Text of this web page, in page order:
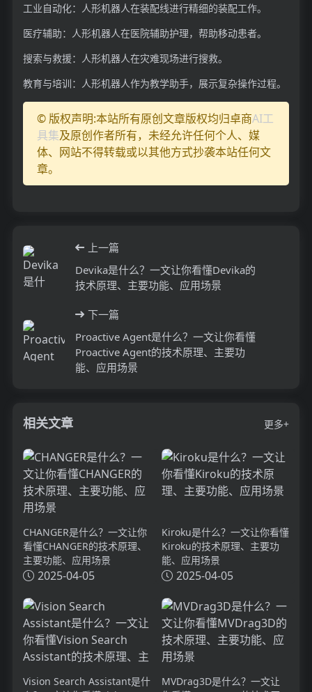
工业自动化：人形机器人在装配线进行精细的装配工作。
医疗辅助：人形机器人在医院辅助护理，帮助移动患者。
搜索与救援：人形机器人在灾难现场进行搜救。
教育与培训：人形机器人作为教学助手，展示复杂操作过程。
© 版权声明:本站所有原创文章版权均归卓商AI工
具集及原创作者所有，未经允许任何个人、媒
体、网站不得转载或以其他方式抄袭本站任何文
章。
上一篇
Devika是什么？一文让你看懂Devika的
技术原理、主要功能、应用场景
下一篇
Proactive Agent是什么？一文让你看懂
Proactive Agent的技术原理、主要功
能、应用场景
相关文章 更多+
CHANGER是什么？一文让你
看懂CHANGER的技术原理、
主要功能、应用场景
2025-04-05
Kiroku是什么？一文让你看懂
Kiroku的技术原理、主要功
能、应用场景
2025-04-05
Vision Search Assistant是什
MVDrag3D是什么？一文让